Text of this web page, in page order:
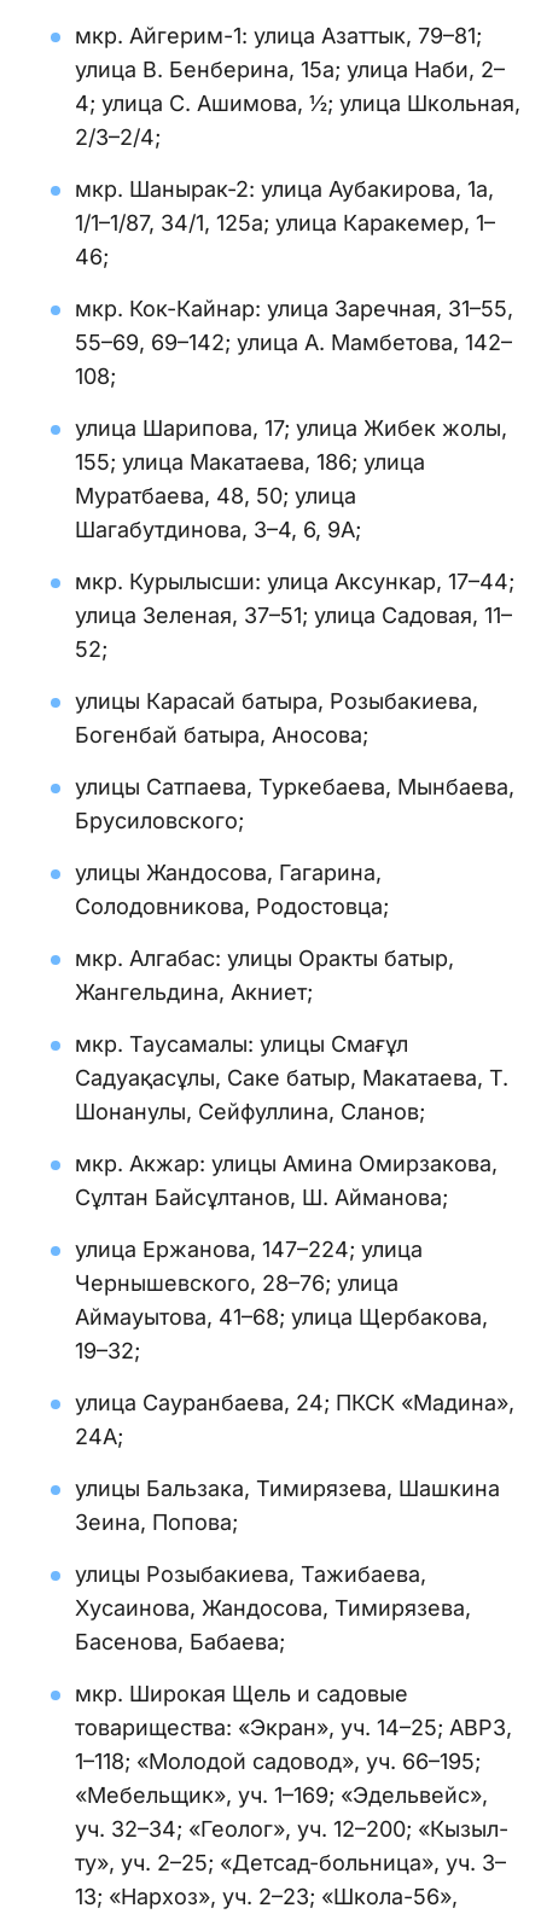
мкр. Айгерим-1: улица Азаттык, 79–81;
улица В. Бенберина, 15а; улица Наби, 2–
4; улица С. Ашимова, ½; улица Школьная,
2/3–2/4;
мкр. Шанырак-2: улица Аубакирова, 1а,
1/1–1/87, 34/1, 125а; улица Каракемер, 1–
46;
мкр. Кок-Кайнар: улица Заречная, 31–55,
55–69, 69–142; улица А. Мамбетова, 142–
108;
улица Шарипова, 17; улица Жибек жолы,
155; улица Макатаева, 186; улица
Муратбаева, 48, 50; улица
Шагабутдинова, 3–4, 6, 9А;
мкр. Курылысши: улица Аксункар, 17–44;
улица Зеленая, 37–51; улица Садовая, 11–
52;
улицы Карасай батыра, Розыбакиева,
Богенбай батыра, Аносова;
улицы Сатпаева, Туркебаева, Мынбаева,
Брусиловского;
улицы Жандосова, Гагарина,
Солодовникова, Родостовца;
мкр. Алгабас: улицы Оракты батыр,
Жангельдина, Акниет;
мкр. Таусамалы: улицы Смағұл
Садуақасұлы, Саке батыр, Макатаева, Т.
Шонанулы, Сейфуллина, Сланов;
мкр. Акжар: улицы Амина Омирзакова,
Сұлтан Байсұлтанов, Ш. Айманова;
улица Ержанова, 147–224; улица
Чернышевского, 28–76; улица
Аймауытова, 41–68; улица Щербакова,
19–32;
улица Сауранбаева, 24; ПКСК «Мадина»,
24А;
улицы Бальзака, Тимирязева, Шашкина
Зеина, Попова;
улицы Розыбакиева, Тажибаева,
Хусаинова, Жандосова, Тимирязева,
Басенова, Бабаева;
мкр. Широкая Щель и садовые
товарищества: «Экран», уч. 14–25; АВРЗ,
1–118; «Молодой садовод», уч. 66–195;
«Мебельщик», уч. 1–169; «Эдельвейс»,
уч. 32–34; «Геолог», уч. 12–200; «Кызыл-
ту», уч. 2–25; «Детсад-больница», уч. 3–
13; «Нархоз», уч. 2–23; «Школа-56»,